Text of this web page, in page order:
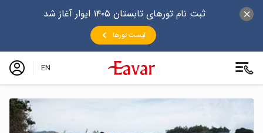
ثبت نام تورهای تابستان ۱۴۰۵ ایوار آغاز شد
لیست تورها
EN